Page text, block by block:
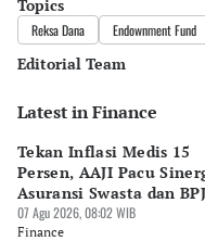
Topics
Reksa Dana Endownment Fund
Editorial Team
Editor
Editor
Pingit Aria
Latest in Finance
Tekan Inflasi Medis 15
Persen, AAJI Pacu
Asuransi Swasta dan
Kesehatan
07 Agu 2026, 08:02 WIB
Finance